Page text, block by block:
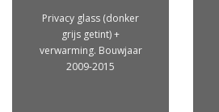
Privacy glass (donker
grijs getint) +
verwarming. Bouwjaar
2009-2015